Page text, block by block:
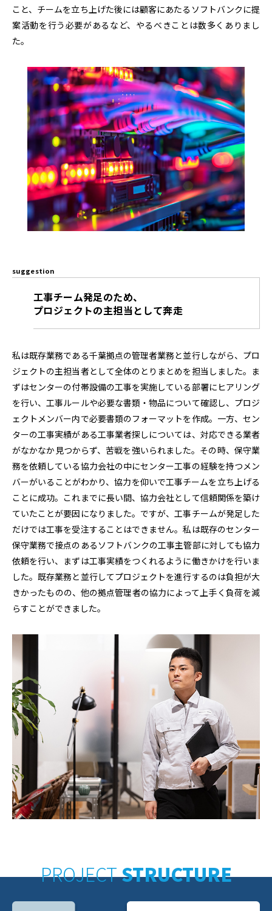
こと、チームを立ち上げた後には顧客にあたるソフトバンクに提
案活動を行う必要があるなど、やるべきことは数多くありまし
た。
suggestion
工事チーム発足のため、
プロジェクトの主担当として奔走
私は既存業務である千葉拠点の管理者業務と並行しながら、プロ
ジェクトの主担当者として全体のとりまとめを担当しました。ま
ずはセンターの付帯設備の工事を実施している部署にヒアリング
を行い、工事ルールや必要な書類・物品について確認し、プロジ
ェクトメンバー内で必要書類のフォーマットを作成。一方、セン
ターの工事実績がある工事業者探しについては、対応できる業者
がなかなか見つからず、苦戦を強いられました。その時、保守業
務を依頼している協力会社の中にセンター工事の経験を持つメン
バーがいることがわかり、協力を仰いで工事チームを立ち上げる
ことに成功。これまでに長い間、協力会社として信頼関係を築け
ていたことが要因になりました。ですが、工事チームが発足した
だけでは工事を受注することはできません。私は既存のセンター
保守業務で接点のあるソフトバンクの工事主管部に対しても協力
依頼を行い、まずは工事実績をつくれるように働きかけを行いま
した。既存業務と並行してプロジェクトを進行するのは負担が大
きかったものの、他の拠点管理者の協力によって上手く負荷を減
らすことができました。
PROJECTSTRUCTURE